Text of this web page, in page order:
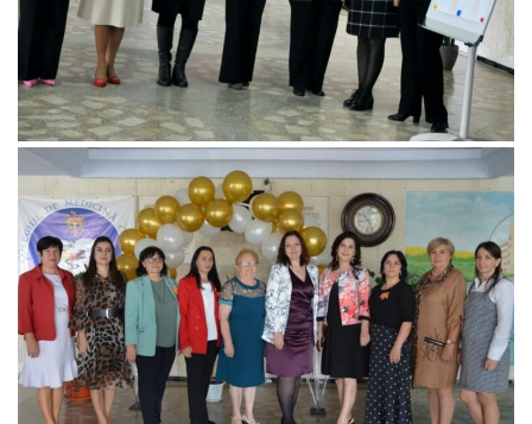
colegiului
Resurse
Umane
Serviciul
Juridic
Elevi
Thanksgiving
Day